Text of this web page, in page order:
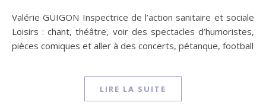
Valérie GUIGON Inspectrice de l’action sanitaire et sociale
Loisirs : chant, théâtre, voir des spectacles d’humoristes,
pièces comiques et aller à des concerts, pétanque, football
LIRE LA SUITE